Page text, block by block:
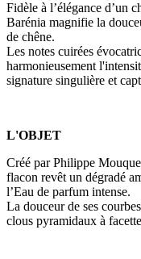
Fidèle à l’élégance d’un
Barénia magnifie la
de chêne.
Les notes cuirées
harmonieusement
signature singulière et
L'OBJET
Créé par Philippe
flacon revêt un dégradé
l’Eau de parfum intense.
La douceur de ses
clous pyramidaux à